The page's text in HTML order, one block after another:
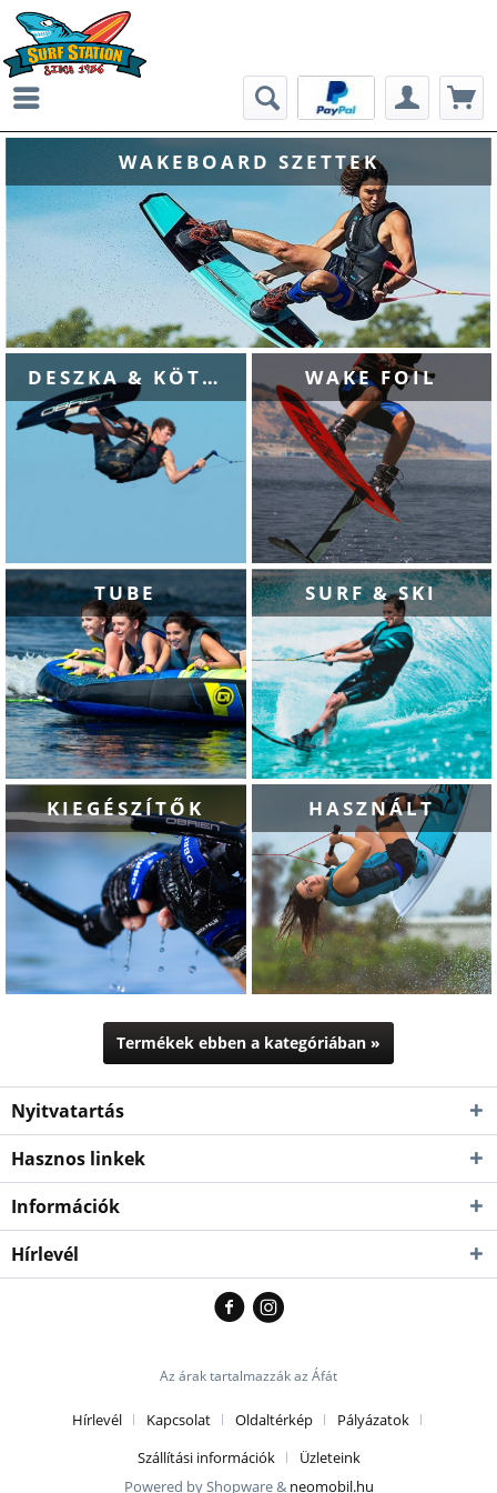
WAKE FOIL
KIEGÉSZÍTŐK HASZNÁLT
TUBE SURF & SKI
WAKEBOARD SZETTEK
DESZKA & KÖTÉS
Termékek ebben a kategóriában »
Nyitvatartás
Hasznos linkek
Információk
Hírlevél
Az árak tartalmazzák az Áfát
Hírlevél Kapcsolat Oldaltérkép
Pályázatok
Szállítási információk
Üzleteink
Powered by Shopware & neomobil.hu